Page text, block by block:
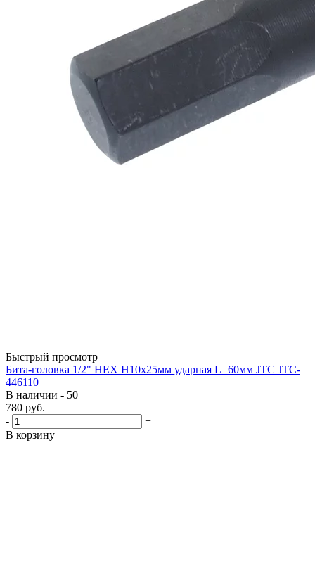
Быстрый просмотр
Бита-головка 1/2" HEX H10х25мм ударная L=60мм JTC JTC-
446110
В наличии - 50
780 руб.
-
+
В корзину